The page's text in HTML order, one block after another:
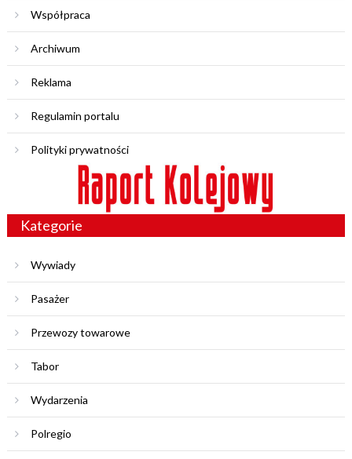
Współpraca
Archiwum
Reklama
Regulamin portalu
Polityki prywatności
Kategorie
Wywiady
Pasażer
Przewozy towarowe
Tabor
Wydarzenia
Polregio